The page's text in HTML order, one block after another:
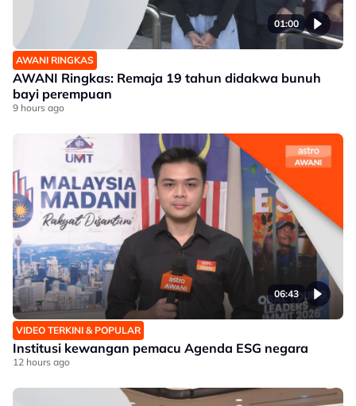
01:00
AWANI RINGKAS
AWANI Ringkas: Remaja 19 tahun didakwa bunuh
bayi perempuan
9 hours ago
06:43
VIDEO TERKINI & POPULAR
Institusi kewangan pemacu Agenda ESG negara
12 hours ago